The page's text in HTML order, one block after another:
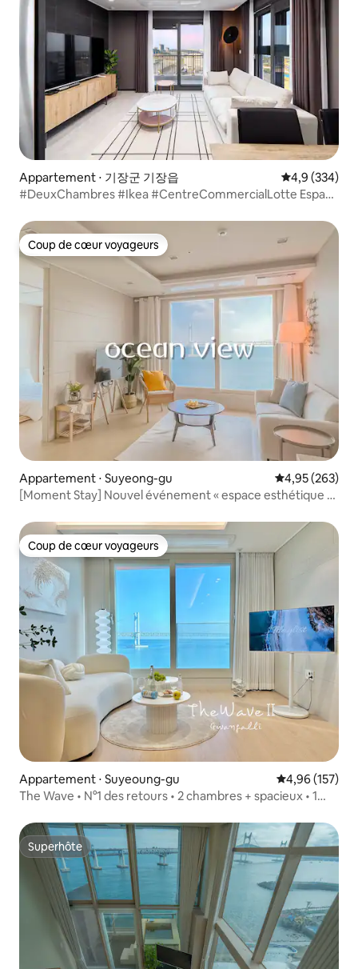
Appartement ⋅ 기장군 기장읍 Évaluation
4,9 (334)
#DeuxChambres #Ikea #CentreCommercialLotte Espace
Coup de cœur voyageurs
Coup de cœur voyageurs
Appartement ⋅ Suyeong-gu Évaluation
4,95 (263)
[Moment Stay] Nouvel événement « espace esthétique »,
« projecteur »
Coup de cœur voyageurs
Coup de cœur voyageurs
Appartement ⋅ Suyeoung-gu Évaluation
4,96 (157)
The Wave • N°1 des retours • 2 chambres + spacieux • 1
panoramique sur l'océan du Gwangan Bridge • Jazz LP •
Parking gratuit
Superhôte
Superhôte